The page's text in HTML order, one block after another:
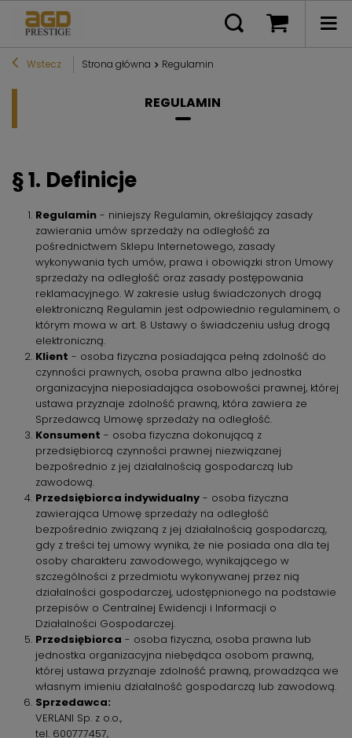
Wstecz Strona główna Regulamin
REGULAMIN
§ 1. Definicje
Regulamin - niniejszy Regulamin, określający zasady
zawierania umów sprzedaży na odległość za
pośrednictwem Sklepu Internetowego, zasady
wykonywania tych umów, prawa i obowiązki stron Umowy
sprzedaży na odległość oraz zasady postępowania
reklamacyjnego. W zakresie usług świadczonych drogą
elektroniczną Regulamin jest odpowiednio regulaminem, o
którym mowa w art. 8 Ustawy o świadczeniu usług drogą
elektroniczną.
Klient - osoba fizyczna posiadająca pełną zdolność do
czynności prawnych, osoba prawna albo jednostka
organizacyjna nieposiadająca osobowości prawnej, której
ustawa przyznaje zdolność prawną, która zawiera ze
Sprzedawcą Umowę sprzedaży na odległość.
Konsument - osoba fizyczna dokonującą z
przedsiębiorcą czynności prawnej niezwiązanej
bezpośrednio z jej działalnością gospodarczą lub
zawodową.
Przedsiębiorca indywidualny - osoba fizyczna
zawierająca Umowę sprzedaży na odległość
bezpośrednio związaną z jej działalnością gospodarczą,
gdy z treści tej umowy wynika, że nie posiada ona dla tej
osoby charakteru zawodowego, wynikającego w
szczególności z przedmiotu wykonywanej przez nią
działalności gospodarczej, udostępnionego na podstawie
przepisów o Centralnej Ewidencji i Informacji o
Działalności Gospodarczej.
Przedsiębiorca - osoba fizyczna, osoba prawna lub
jednostka organizacyjna niebędąca osobom prawną,
której ustawa przyznaje zdolność prawną, prowadząca we
własnym imieniu działalność gospodarczą lub zawodową.
Sprzedawca:
VERLANI Sp. z o.o.,
tel. 600777457,